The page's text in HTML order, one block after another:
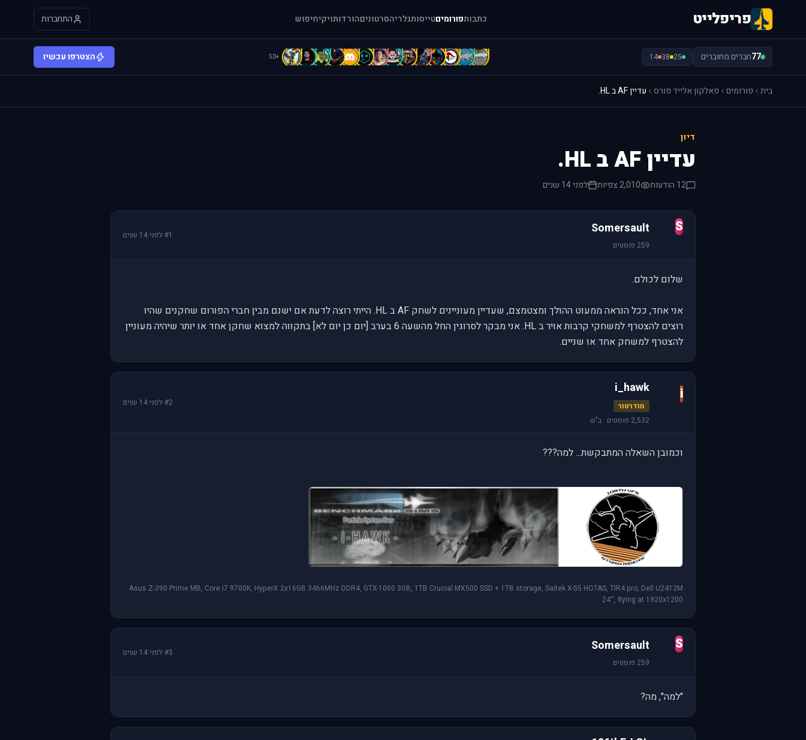
פריפלייט כתבותפורומיםטייסותגלריהסרטוניםהורדותויקיחיפוש התחברות
77חברים מחוברים 25
38
14
[
a
A
A
A
b
b
B
B
B
b
C
C
C
+53 הצטרפו עכשיו
בית פורומים פאלקון אלייד פורס עדיין AF ב HL.
דיון
עדיין AF ב HL.
12 הודעות 2,010 צפיות לפני 14 שנים
S
Somersault
259 פוסטים
#1
·לפני 14 שנים
שלום לכולם.
אני אחד, ככל הנראה ממעוט ההולך ומצטמצם, שעדיין מעוניינים לשחק AF ב HL. הייתי רוצה לדעת אם ישנם מבין חברי הפורום שחקנים שהיו
רוצים להצטרף למשחקי קרבות אויר ב HL. אני מבקר לסרוגין החל מהשעה 6 בערב [יום כן יום לא] בתקווה למצוא שחקן אחד או יותר שיהיה מעוניין
להצטרף למשחק אחד או שניים.
i
i_hawk
מודרטור
2,532 פוסטים · ב"ש
#2
·לפני 14 שנים
וכמובן השאלה המתבקשת... למה???
Asus Z-390 Prime MB, Core i7 9700K, HyperX 2x16GB 3466MHz DDR4, GTX-1060 3GB, 1TB Crucial MX500 SSD + 1TB storage, Saitek X-55 HOTAS, TIR4 pro, Dell U2412M
24'', flying at 1920x1200
S
Somersault
259 פוסטים
#3
·לפני 14 שנים
"למה", מה?